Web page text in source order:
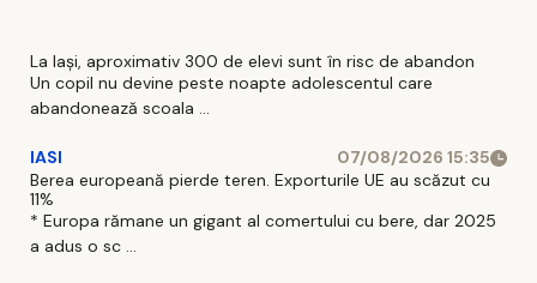
La Iași, aproximativ 300 de elevi sunt în risc de abandon
Un copil nu devine peste noapte adolescentul care
abandonează scoala ...
IASI
07/08/2026 15:35
Berea europeană pierde teren. Exporturile UE au scăzut cu
11%
* Europa rămane un gigant al comertului cu bere, dar 2025
a adus o sc ...